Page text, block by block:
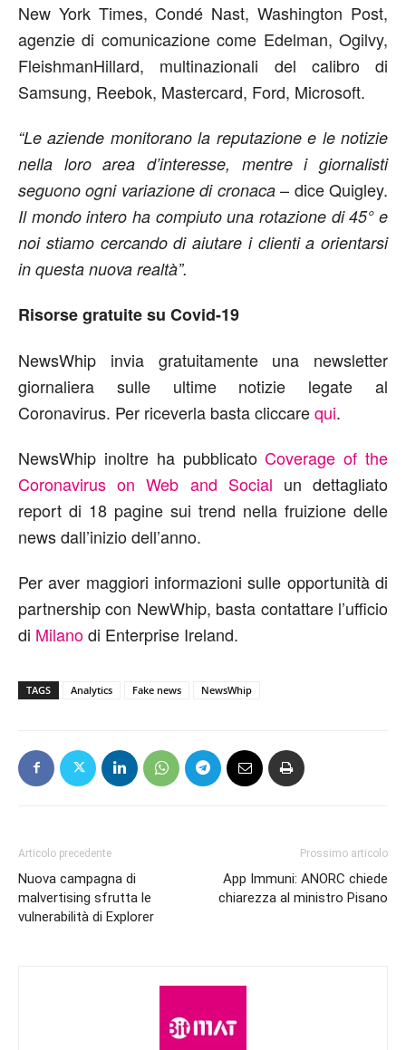
New York Times, Condé Nast, Washington Post,
agenzie di comunicazione come Edelman, Ogilvy,
FleishmanHillard, multinazionali del calibro di
Samsung, Reebok, Mastercard, Ford, Microsoft.
“Le aziende monitorano la reputazione e le notizie
nella loro area d’interesse, mentre i giornalisti
seguono ogni variazione di cronaca– dice Quigley.
Il mondo intero ha compiuto una rotazione di 45° e
noi stiamo cercando di aiutare i clienti a orientarsi
in questa nuova realtà”.
Risorse gratuite su Covid-19
NewsWhip invia gratuitamente una newsletter
giornaliera sulle ultime notizie legate al
Coronavirus. Per riceverla basta cliccarequi.
NewsWhip inoltre ha pubblicatoCoverage of the
Coronavirus on Web and Social un dettagliato
report di 18 pagine sui trend nella fruizione delle
news dall’inizio dell’anno.
Per aver maggiori informazioni sulle opportunità di
partnership con NewWhip, basta contattare l’ufficio
di Milanodi Enterprise Ireland.
TAGS Analytics Fake news NewsWhip
Articolo precedente
Nuova campagna di
malvertising sfrutta le
vulnerabilità di Explorer
Prossimo articolo
App Immuni: ANORC chiede
chiarezza al ministro Pisano